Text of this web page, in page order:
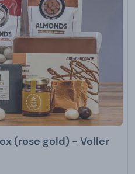
(rose gold) - Voller